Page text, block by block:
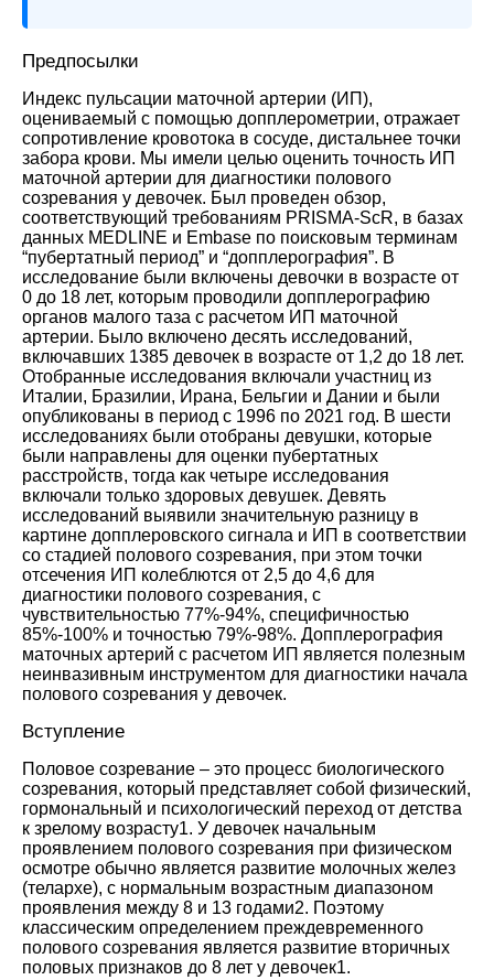
Предпосылки
Индекс пульсации маточной артерии (ИП),
оцениваемый с помощью допплерометрии, отражает
сопротивление кровотока в сосуде, дистальнее точки
забора крови. Мы имели целью оценить точность ИП
маточной артерии для диагностики полового
созревания у девочек. Был проведен обзор,
соответствующий требованиям PRISMA-ScR, в базах
данных MEDLINE и Embase по поисковым терминам
“пубертатный период” и “допплерография”. В
исследование были включены девочки в возрасте от
0 до 18 лет, которым проводили допплерографию
органов малого таза с расчетом ИП маточной
артерии. Было включено десять исследований,
включавших 1385 девочек в возрасте от 1,2 до 18 лет.
Отобранные исследования включали участниц из
Италии, Бразилии, Ирана, Бельгии и Дании и были
опубликованы в период с 1996 по 2021 год. В шести
исследованиях были отобраны девушки, которые
были направлены для оценки пубертатных
расстройств, тогда как четыре исследования
включали только здоровых девушек. Девять
исследований выявили значительную разницу в
картине допплеровского сигнала и ИП в соответствии
со стадией полового созревания, при этом точки
отсечения ИП колеблются от 2,5 до 4,6 для
диагностики полового созревания, с
чувствительностью 77%-94%, специфичностью
85%-100% и точностью 79%-98%. Допплерография
маточных артерий с расчетом ИП является полезным
неинвазивным инструментом для диагностики начала
полового созревания у девочек.
Вступление
Половое созревание – это процесс биологического
созревания, который представляет собой физический,
гормональный и психологический переход от детства
к зрелому возрасту1. У девочек начальным
проявлением полового созревания при физическом
осмотре обычно является развитие молочных желез
(телархе), с нормальным возрастным диапазоном
проявления между 8 и 13 годами2. Поэтому
классическим определением преждевременного
полового созревания является развитие вторичных
половых признаков до 8 лет у девочек1.